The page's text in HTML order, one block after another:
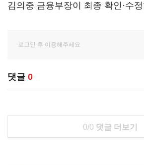
김의중 금융부장이 최종 확인·수
댓글 0
0/0 댓글 더보기